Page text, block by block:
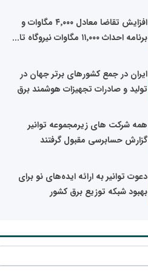
افزایش تقاضا معادل ۴٬۰۰۰ مگاوات و
برنامه احداث ۱۱٬۰۰۰ مگاوات نیروگاه تا...
ایران در جمع کشورهای برتر جهان در
تولید و صادرات تجهیزات هوشمند برق
همه شرکت های زیرمجموعه توانیر
گزارش حسابرسی مقبول گرفتند
دعوت توانیر به ارائه ایده‌های نو برای
بهبود شبکه توزیع برق کشور